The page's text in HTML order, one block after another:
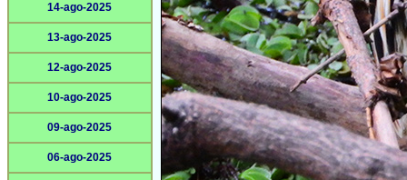
14-ago-2025
13-ago-2025
12-ago-2025
10-ago-2025
09-ago-2025
06-ago-2025